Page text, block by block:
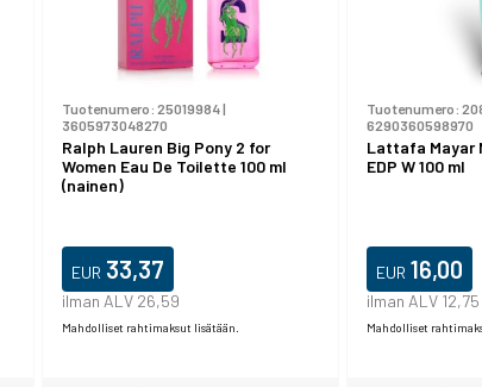
Tuotenumero: 25019984|
3605973048270
Ralph Lauren Big Pony 2 for
Women Eau De Toilette 100 ml
(nainen)
EUR 33,37
ilman ALV 26,59
Mahdolliset rahtimaksut lisätään.
Tuotenumero:
6290360598970
Lattafa Mayar
EDP W 100 ml
EUR 16,00
ilman ALV 12,75
Mahdolliset